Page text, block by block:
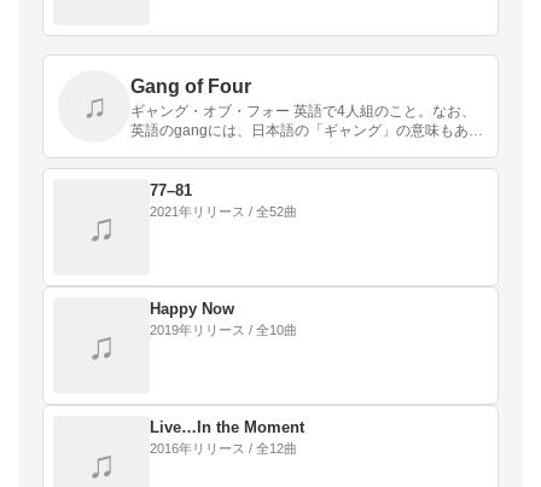
♫
Gang of Four
ギャング・オブ・フォー 英語で4人組のこと。なお、
英語のgangには、日本語の「ギャング」の意味もある
国で文化大革命を後期に主導した四人組（江青、張
春…
♫
77–81
2021年リリース / 全52曲
♫
Happy Now
2019年リリース / 全10曲
♫
Live…In the Moment
2016年リリース / 全12曲